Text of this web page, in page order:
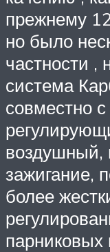
прежнему
но было
частности ,
система
совместно
воздушный,
зажигание,
более
парниковых